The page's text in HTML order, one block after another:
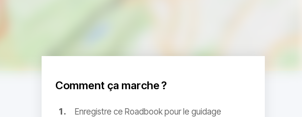
Comment ça marche ?
Enregistre ce Roadbook pour le guidage